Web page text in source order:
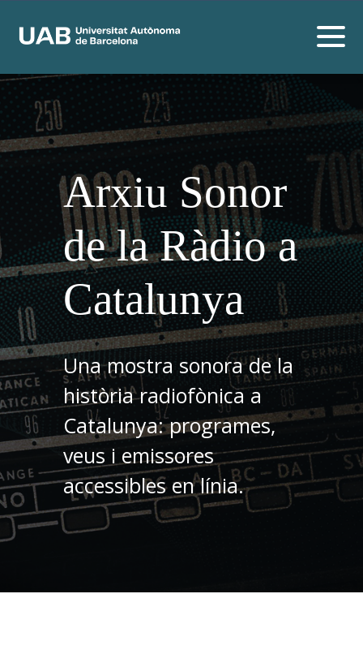
Arxiu Sonor
de la Ràdio a
Catalunya
Una mostra sonora de la
història radiofònica a
Catalunya: programes,
veus i emissores
accessibles en línia.